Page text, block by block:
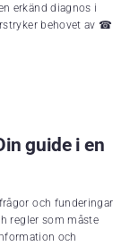
erkänd diagnos i
behovet av ☎
guide i en
och funderingar
regler som måste
och